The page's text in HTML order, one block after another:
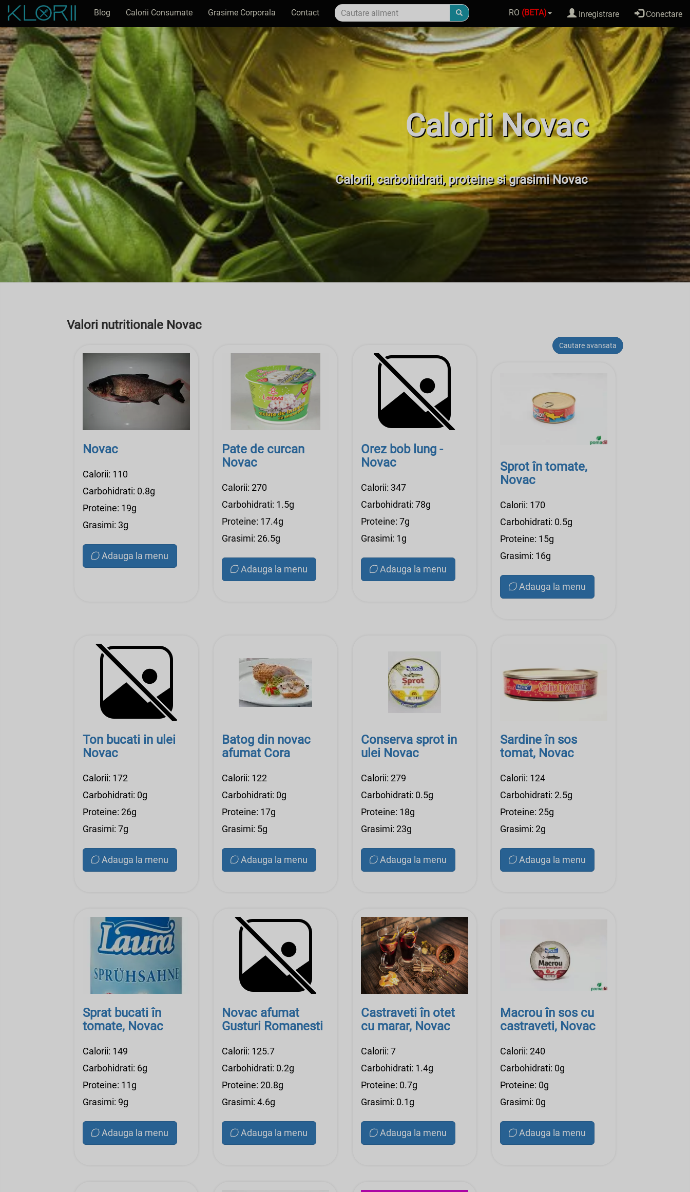
Blog Calorii Consumate Grasime Corporala Contact RO (BETA) Inregistrare Conectare
Calorii Novac
Calorii, carbohidrati, proteine si grasimi Novac
Valori nutritionale Novac
Cautare avansata
Novac
Calorii: 110
Carbohidrati: 0.8g
Proteine: 19g
Grasimi: 3g
Adauga la menu
Pate de curcan
Novac
Calorii: 270
Carbohidrati: 1.5g
Proteine: 17.4g
Grasimi: 26.5g
Adauga la menu
Orez bob lung -
Novac
Calorii: 347
Carbohidrati: 78g
Proteine: 7g
Grasimi: 1g
Adauga la menu
Sprot în tomate,
Novac
Calorii: 170
Carbohidrati: 0.5g
Proteine: 15g
Grasimi: 16g
Adauga la menu
Ton bucati in ulei
Novac
Calorii: 172
Carbohidrati: 0g
Proteine: 26g
Grasimi: 7g
Adauga la menu
Batog din novac
afumat Cora
Calorii: 122
Carbohidrati: 0g
Proteine: 17g
Grasimi: 5g
Adauga la menu
Conserva sprot in
ulei Novac
Calorii: 279
Carbohidrati: 0.5g
Proteine: 18g
Grasimi: 23g
Adauga la menu
Sardine în sos
tomat, Novac
Calorii: 124
Carbohidrati: 2.5g
Proteine: 25g
Grasimi: 2g
Adauga la menu
Sprat bucati în
tomate, Novac
Calorii: 149
Carbohidrati: 6g
Proteine: 11g
Grasimi: 9g
Adauga la menu
Novac afumat
Gusturi Romanesti
Calorii: 125.7
Carbohidrati: 0.2g
Proteine: 20.8g
Grasimi: 4.6g
Adauga la menu
Castraveti în otet
cu marar, Novac
Calorii: 7
Carbohidrati: 1.4g
Proteine: 0.7g
Grasimi: 0.1g
Adauga la menu
Macrou în sos cu
castraveti, Novac
Calorii: 240
Carbohidrati: 0g
Proteine: 0g
Grasimi: 0g
Adauga la menu